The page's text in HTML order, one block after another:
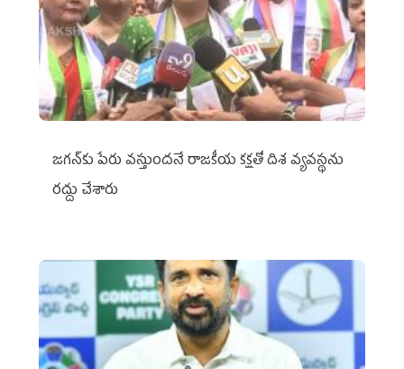
జగన్‌కు పేరు వస్తుందనే రాజకీయ కక్షతో దిశ వ్య‌వ‌స్థ‌ను
రద్దు చేశారు